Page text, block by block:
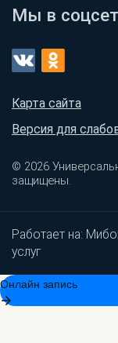
Мы в
Карта сайта
Версия для
© 2026
защищены.
Работает на:
услуг